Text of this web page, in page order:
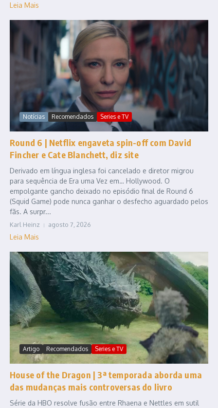
Leia Mais
Notícias Recomendados Series e TV
Round 6 | Netflix engaveta spin-off com David
Fincher e Cate Blanchett, diz site
Derivado em língua inglesa foi cancelado e diretor migrou
para sequência de Era uma Vez em… Hollywood. O
empolgante gancho deixado no episódio final de Round 6
(Squid Game) pode nunca ganhar o desfecho aguardado pelos
fãs. A surpr...
Karl Heinz agosto 7, 2026
Leia Mais
Artigo Recomendados Series e TV
House of the Dragon | 3ª temporada aborda uma
das mudanças mais controversas do livro
Série da HBO resolve fusão entre Rhaena e Nettles em sutil